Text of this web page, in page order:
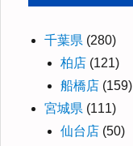
千葉県 (280)
柏店 (121)
船橋店 (159)
宮城県 (111)
仙台店 (50)